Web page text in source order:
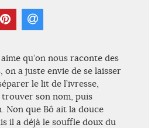
qu’on nous raconte des
on a juste envie de se laisser
le lit de l’ivresse,
son nom, puis
Non que Bô ait la douce
il a déjà le souffle doux du